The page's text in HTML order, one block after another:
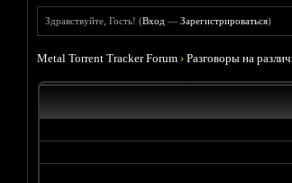
Здравствуйте, Гость! (Вход —Зарегистрироваться)
Metal Torrent Tracker Forum ›Разговоры на